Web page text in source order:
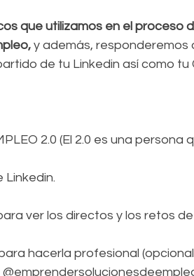
que utilizamos en el proceso
y además,
de tu Linkedin así como tu
2.0 (El 2.0 es una
ver los directos y los retos
hacerla profesional